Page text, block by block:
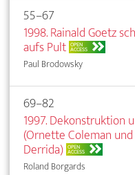
55–67
1998. Rainald Goetz
aufs Pult OPEN
ACCESS
Paul Brodowsky
69–82
1997. Dekonstruktion
(Ornette Coleman und
Derrida) OPEN
ACCESS
Roland Borgards